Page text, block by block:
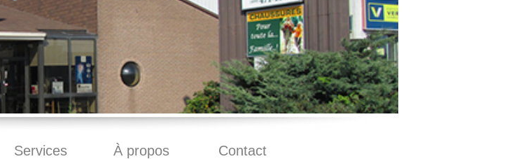
Services À propos Contact